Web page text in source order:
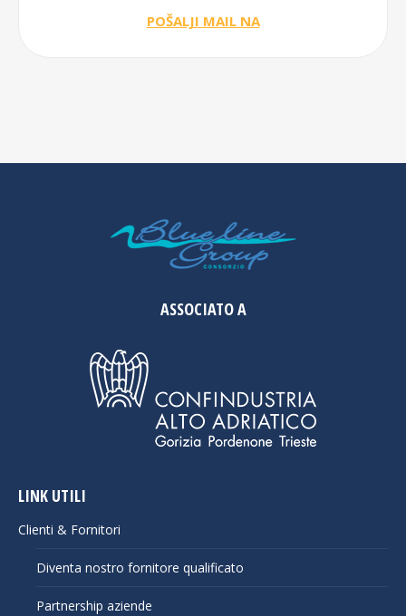
POŠALJI MAIL NA
ASSOCIATO A
LINK UTILI
Clienti & Fornitori
Diventa nostro fornitore qualificato
Partnership aziende